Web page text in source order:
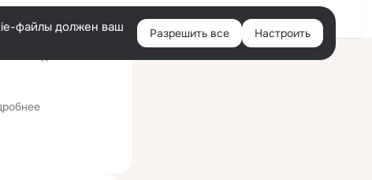
Войти
файлы должен ваш
Разрешить все Настроить